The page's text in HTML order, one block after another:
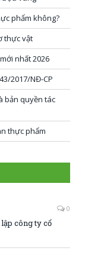
phẩm không?
thực vật
nhất 2026
2017/NĐ-CP
bản quyền tác
thực phẩm
0
công ty cổ